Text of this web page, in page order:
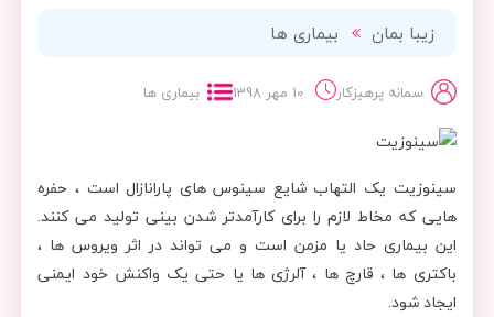
زیبا بمان بیماری ها
سمانه پرهیزکار 10 مهر 1398 بیماری ها
سینوزیت یک التهاب شایع سینوس های پارانازال است ، حفره
هایی که مخاط لازم را برای کارآمدتر شدن بینی تولید می کنند.
این بیماری حاد یا مزمن است و می تواند در اثر ویروس ها ،
باکتری ها ، قارچ ها ، آلرژی ها یا حتی یک واکنش خود ایمنی
ایجاد شود.